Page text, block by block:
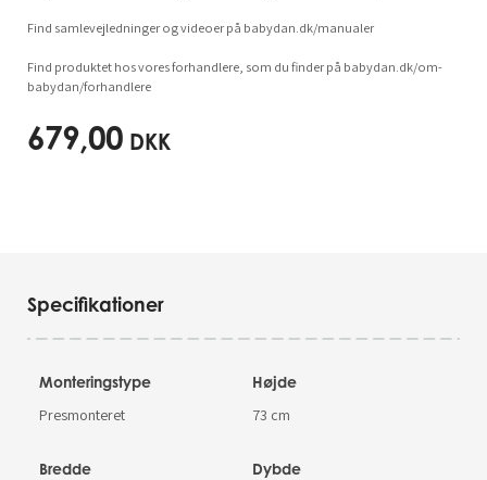
Find samlevejledninger og videoer på babydan.dk/manualer
Find produktet hos vores forhandlere, som du finder på babydan.dk/om-
babydan/forhandlere
679,00 DKK
Specifikationer
Monteringstype
Presmonteret
Højde
73 cm
Bredde Dybde